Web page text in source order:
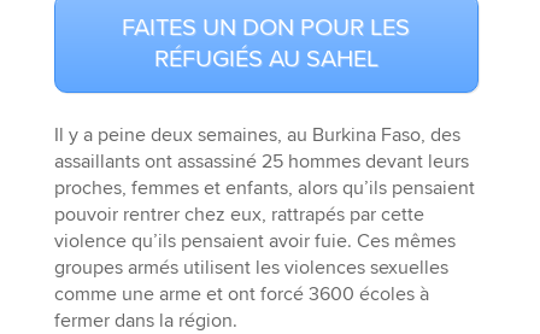
FAITES UN DON POUR LES
RÉFUGIÉS AU SAHEL
Il y a peine deux semaines, au Burkina Faso, des
assaillants ont assassiné 25 hommes devant leurs
proches, femmes et enfants, alors qu’ils pensaient
pouvoir rentrer chez eux, rattrapés par cette
violence qu’ils pensaient avoir fuie. Ces mêmes
groupes armés utilisent les violences sexuelles
comme une arme et ont forcé 3600 écoles à
fermer dans la région.